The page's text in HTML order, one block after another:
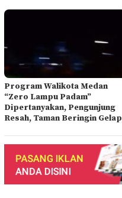
Program Walikota Medan
“Zero Lampu Padam”
Dipertanyakan, Pengunjung
Resah, Taman Beringin Gelap